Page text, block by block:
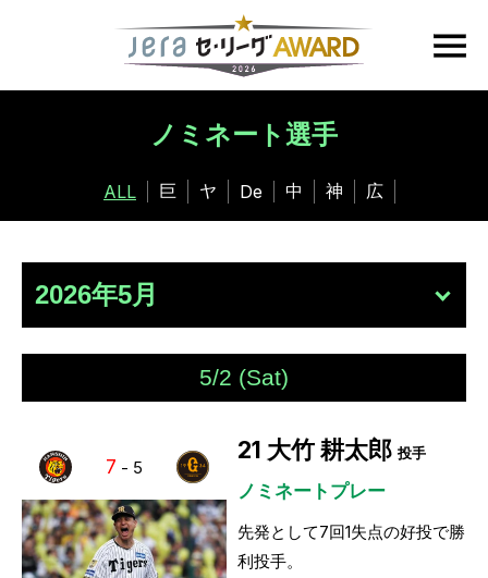
ノミネート選手
ALL 巨 ヤ De 中 神 広
5/2 (Sat)
7 - 5
21 大竹 耕太郎 投手
ノミネートプレー
先発として7回1失点の好投で勝
利投手。